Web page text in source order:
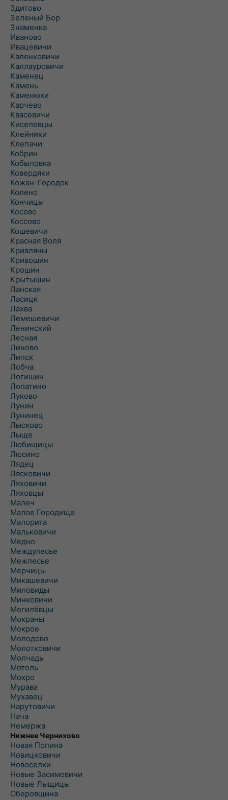
Здитово
Зеленый Бор
Знаменка
Иваново
Ивацевичи
Каленковичи
Каллауровичи
Каменец
Камень
Каменюки
Карчево
Квасевичи
Киселевцы
Клейники
Клепачи
Кобрин
Кобыловка
Ковердяки
Кожан-Городок
Колено
Кончицы
Косово
Коссово
Кошевичи
Красная Воля
Кривляны
Кривошин
Крошин
Крытышин
Ланская
Ласицк
Лахва
Лемешевичи
Ленинский
Лесная
Линово
Липск
Лобча
Логишин
Лопатино
Луково
Лунин
Лунинец
Лысково
Лыще
Любищицы
Люсино
Лядец
Лясковичи
Ляховичи
Ляховцы
Малеч
Малое Городище
Малорита
Мальковичи
Медно
Междулесье
Межлесье
Мерчицы
Микашевичи
Миловиды
Минковичи
Могилёвцы
Мокраны
Мокрое
Молодово
Молотковичи
Молчадь
Мотоль
Мохро
Мурава
Мухавец
Нарутовичи
Нача
Немержа
Нижнее Чернихово
Новая Попина
Новицковичи
Новоселки
Новые Засимовичи
Новые Лыщицы
Оберовщина